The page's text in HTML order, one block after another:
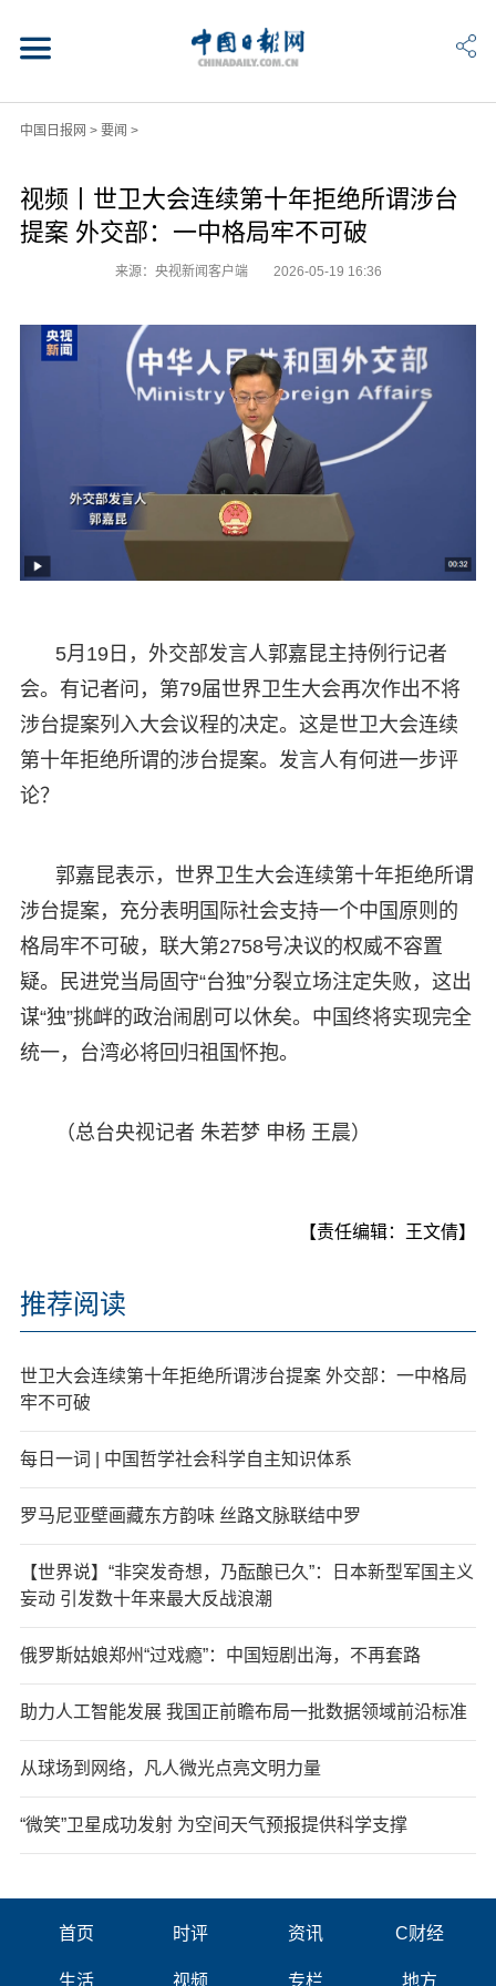
中国日报网 > 要闻 >
视频丨世卫大会连续第十年拒绝所谓涉台
提案 外交部：一中格局牢不可破
来源：央视新闻客户端 2026-05-19 16:36
5月19日，外交部发言人郭嘉昆主持例行记者
会。有记者问，第79届世界卫生大会再次作出不将
涉台提案列入大会议程的决定。这是世卫大会连续
第十年拒绝所谓的涉台提案。发言人有何进一步评
论？
郭嘉昆表示，世界卫生大会连续第十年拒绝所谓
涉台提案，充分表明国际社会支持一个中国原则的
格局牢不可破，联大第2758号决议的权威不容置
疑。民进党当局固守“台独”分裂立场注定失败，这出
谋“独”挑衅的政治闹剧可以休矣。中国终将实现完全
统一，台湾必将回归祖国怀抱。
（总台央视记者 朱若梦 申杨 王晨）
【责任编辑：王文倩】
推荐阅读
世卫大会连续第十年拒绝所谓涉台提案 外交部：一中格局
牢不可破
每日一词 | 中国哲学社会科学自主知识体系
罗马尼亚壁画藏东方韵味 丝路文脉联结中罗
【世界说】“非突发奇想，乃酝酿已久”：日本新型军国主义
妄动 引发数十年来最大反战浪潮
俄罗斯姑娘郑州“过戏瘾”：中国短剧出海，不再套路
助力人工智能发展 我国正前瞻布局一批数据领域前沿标准
从球场到网络，凡人微光点亮文明力量
“微笑”卫星成功发射 为空间天气预报提供科学支撑
首页 时评 资讯 C财经
生活 视频 专栏 地方